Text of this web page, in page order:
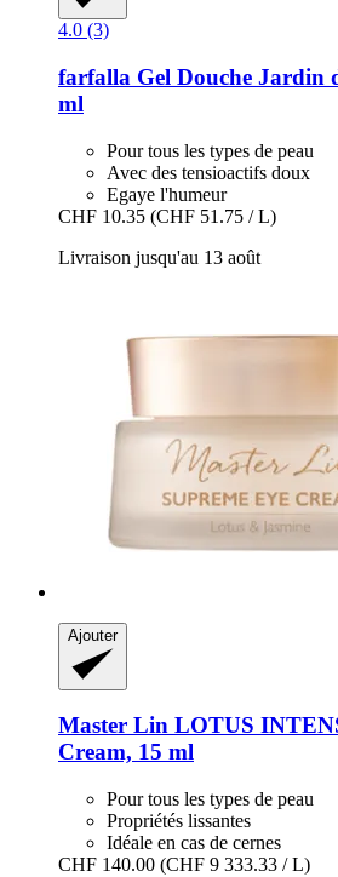
4.0 (3)
farfalla Gel Douche Jardin
ml
Pour tous les types de peau
Avec des tensioactifs doux
Egaye l'humeur
CHF 10.35 (CHF 51.75 / L)
Livraison jusqu'au 13 août
Ajouter
Master Lin LOTUS
Cream, 15 ml
Pour tous les types de peau
Propriétés lissantes
Idéale en cas de cernes
CHF 140.00 (CHF 9 333.33 / L)